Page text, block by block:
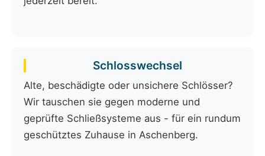
Schlosswechsel
Alte, beschädigte oder unsichere Schlösser?
Wir tauschen sie gegen moderne und
geprüfte Schließsysteme aus - für ein rundum
geschütztes Zuhause in Aschenberg.